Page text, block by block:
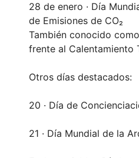
28 de enero · Día
de Emisiones de CO₂
También conocido
frente al Calentamiento
Otros días destacados:
20 · Día de
21 · Día Mundial de la